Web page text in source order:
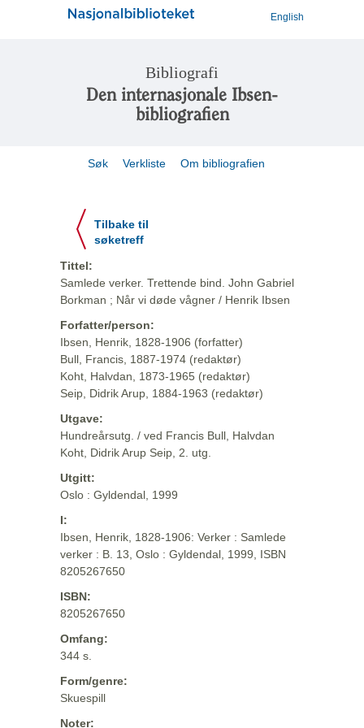
English
Bibliografi
Den internasjonale Ibsen-
bibliografien
Søk Verkliste Om bibliografien
Tilbake til
søketreff
Tittel:
Samlede verker. Trettende bind. John Gabriel
Borkman ; Når vi døde vågner / Henrik Ibsen
Forfatter/person:
Ibsen, Henrik, 1828-1906 (forfatter)
Bull, Francis, 1887-1974 (redaktør)
Koht, Halvdan, 1873-1965 (redaktør)
Seip, Didrik Arup, 1884-1963 (redaktør)
Utgave:
Hundreårsutg. / ved Francis Bull, Halvdan
Koht, Didrik Arup Seip, 2. utg.
Utgitt:
Oslo : Gyldendal, 1999
I:
Ibsen, Henrik, 1828-1906: Verker : Samlede
verker : B. 13, Oslo : Gyldendal, 1999, ISBN
8205267650
ISBN:
8205267650
Omfang:
344 s.
Form/genre:
Skuespill
Noter: